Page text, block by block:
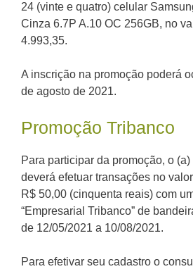
24 (vinte e quatro) celular
Cinza 6.7P A.10 OC 256GB, no
4.993,35.
A inscrição na promoção poderá
de agosto de 2021.
Promoção Tribanco
Para participar da promoção, o
deverá efetuar transações no
R$ 50,00 (cinquenta reais) com
“Empresarial Tribanco” de
de 12/05/2021 a 10/08/2021.
Para efetivar seu cadastro o